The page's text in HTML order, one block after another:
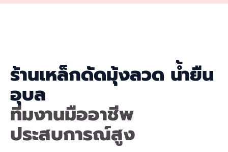
ร้านเหล็กดัดมุ้งลวด น้ำยืน
อุบล
ทีมงานมืออาชีพ
ประสบการณ์สูง